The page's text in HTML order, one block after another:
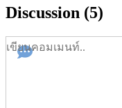
Discussion (5)